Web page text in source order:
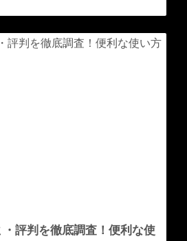
評判を徹底調査！便利な使